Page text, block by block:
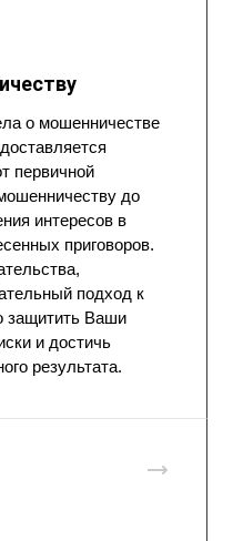
о мошенничестве
первичной
до
интересов в
приговоров.
подход к
защитить Ваши
и достичь
результата.